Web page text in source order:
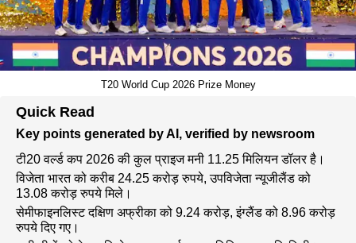
T20 World Cup 2026 Prize Money
Quick Read
Key points generated by AI, verified by newsroom
टी20 वर्ल्ड कप 2026 की कुल प्राइज मनी 11.25 मिलियन डॉलर है।
विजेता भारत को करीब 24.25 करोड़ रुपये, उपविजेता न्यूजीलैंड को
13.08 करोड़ रुपये मिले।
सेमीफाइनलिस्ट दक्षिण अफ्रीका को 9.24 करोड़, इंग्लैंड को 8.96 करोड़
रुपये दिए गए।